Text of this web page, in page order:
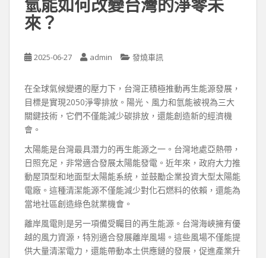
氫能如何改變台灣的淨零未
來？
2025-06-27 admin 發燒車訊
在全球氣候變遷的壓力下，台灣正積極推動再生能源發展，
目標是實現2050淨零排放。陽光、風力和氫能被視為三大
關鍵技術，它們不僅能減少碳排放，還能創造新的經濟機
會。
太陽能是台灣最具潛力的再生能源之一。台灣地處亞熱帶，
日照充足，非常適合發展太陽能發電。近年來，政府大力推
動屋頂型和地面型太陽能系統，並鼓勵企業投資大型太陽能
電廠。這種清潔能源不僅能減少對化石燃料的依賴，還能為
當地社區創造綠色就業機會。
離岸風電則是另一項備受矚目的再生能源。台灣海峽擁有優
越的風力資源，特別適合發展離岸風場。這些風場不僅能提
供大量清潔電力，還能帶動本土供應鏈的發展，促進產業升